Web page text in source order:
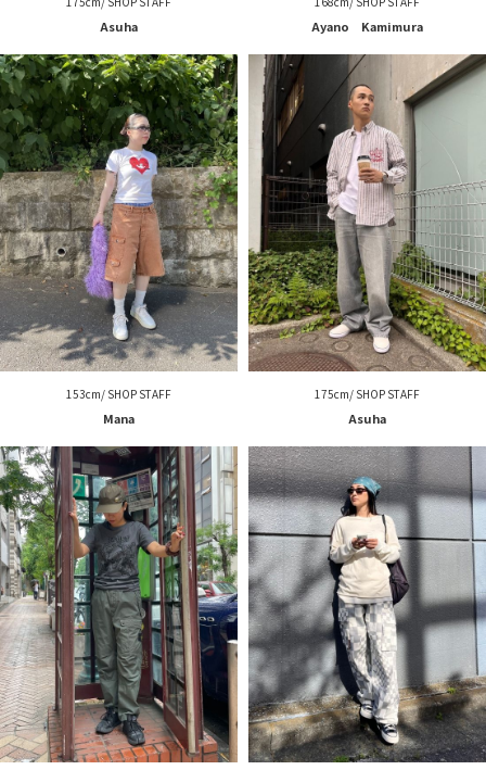
Asuha Ayano Kamimura
153cm/ SHOP STAFF
Mana
175cm/ SHOP STAFF
Asuha